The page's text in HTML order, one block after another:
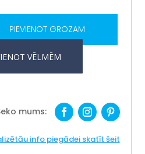
PIEVIENOT GROZAM
VĒLMĒM
info piegādei skatīt šeit